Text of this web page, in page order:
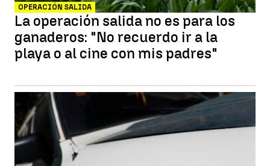
OPERACIÓN SALIDA
La operación salida no es para los
ganaderos: "No recuerdo ir a la
playa o al cine con mis padres"